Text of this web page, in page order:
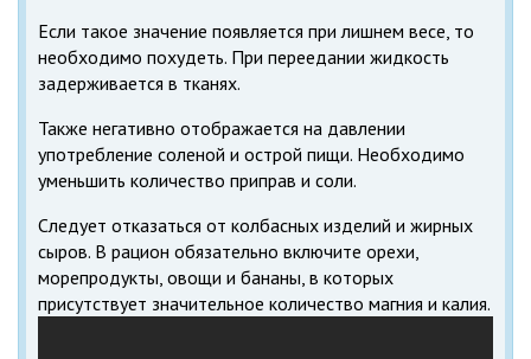
Если такое значение появляется при лишнем весе, то
необходимо похудеть. При переедании жидкость
задерживается в тканях.
Также негативно отображается на давлении
употребление соленой и острой пищи. Необходимо
уменьшить количество приправ и соли.
Следует отказаться от колбасных изделий и жирных
сыров. В рацион обязательно включите орехи,
морепродукты, овощи и бананы, в которых
присутствует значительное количество магния и калия.